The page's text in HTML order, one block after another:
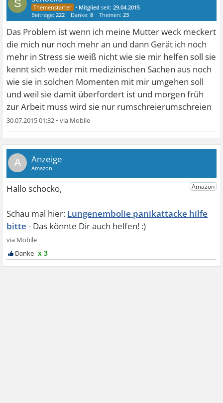
S • Mitglied seit:29.04.2015
Beiträge:222 Danke:8 Themen:23
Das Problem ist wenn ich meine Mutter weck meckert
die mich nur noch mehr an und dann Gerät ich noch
mehr in Stress sie weiß nicht wie sie mir helfen soll sie
kennt sich weder mit medizinischen Sachen aus noch
wie sie in solchen Momenten mit mir umgehen soll
und weil sie damit überfordert ist und morgen früh
zur Arbeit muss wird sie nur rumschreierumschreien
30.07.2015 01:32 •
A
Lungenembolie panikattacke hilfe
bitte
x 3